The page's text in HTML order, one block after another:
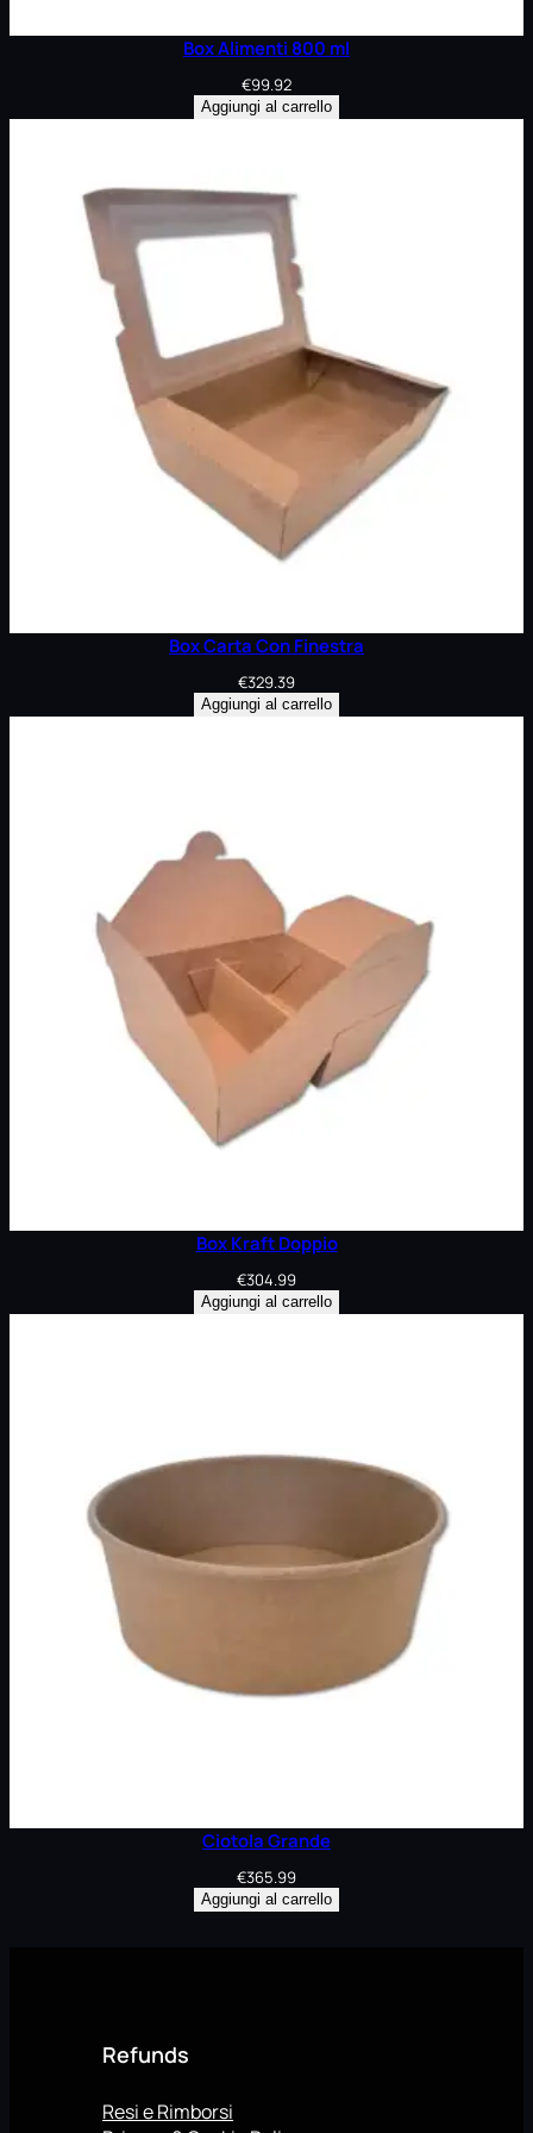
Box Alimenti 800 ml
€99.92
Aggiungi al carrello
Box Carta Con Finestra
€329.39
Aggiungi al carrello
Box Kraft Doppio
€304.99
Aggiungi al carrello
Ciotola Grande
€365.99
Aggiungi al carrello
Refunds
Resi e Rimborsi